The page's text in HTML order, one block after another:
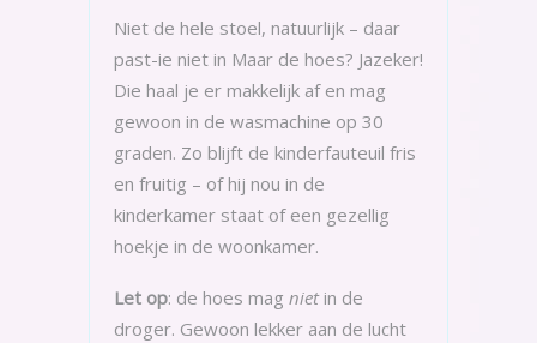
Niet de hele stoel, natuurlijk – daar
past-ie niet in Maar de hoes? Jazeker!
Die haal je er makkelijk af en mag
gewoon in de wasmachine op 30
graden. Zo blijft de kinderfauteuil fris
en fruitig – of hij nou in de
kinderkamer staat of een gezellig
hoekje in de woonkamer.
Let op: de hoes mag nietin de
droger. Gewoon lekker aan de lucht